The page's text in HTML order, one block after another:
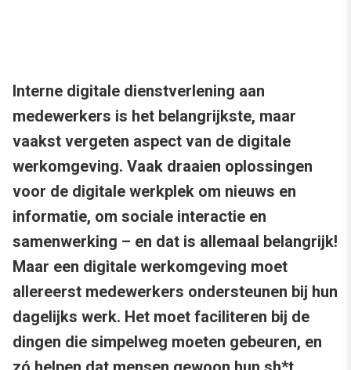
Interne digitale dienstverlening aan
medewerkers is het belangrijkste, maar
vaakst vergeten aspect van de digitale
werkomgeving. Vaak draaien oplossingen
voor de digitale werkplek om nieuws en
informatie, om sociale interactie en
samenwerking – en dat is allemaal belangrijk!
Maar een digitale werkomgeving moet
allereerst medewerkers ondersteunen bij hun
dagelijks werk. Het moet faciliteren bij de
dingen die simpelweg moeten gebeuren, en